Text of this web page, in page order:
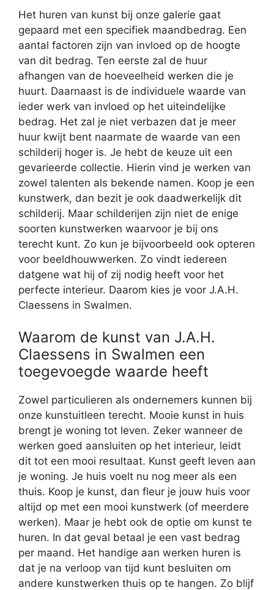
Het huren van kunst bij onze galerie gaat
gepaard met een specifiek maandbedrag. Een
aantal factoren zijn van invloed op de hoogte
van dit bedrag. Ten eerste zal de huur
afhangen van de hoeveelheid werken die je
huurt. Daarnaast is de individuele waarde van
ieder werk van invloed op het uiteindelijke
bedrag. Het zal je niet verbazen dat je meer
huur kwijt bent naarmate de waarde van een
schilderij hoger is. Je hebt de keuze uit een
gevarieerde collectie. Hierin vind je werken van
zowel talenten als bekende namen. Koop je een
kunstwerk, dan bezit je ook daadwerkelijk dit
schilderij. Maar schilderijen zijn niet de enige
soorten kunstwerken waarvoor je bij ons
terecht kunt. Zo kun je bijvoorbeeld ook opteren
voor beeldhouwwerken. Zo vindt iedereen
datgene wat hij of zij nodig heeft voor het
perfecte interieur. Daarom kies je voor J.A.H.
Claessens in Swalmen.
Waarom de kunst van J.A.H.
Claessens in Swalmen een
toegevoegde waarde heeft
Zowel particulieren als ondernemers kunnen bij
onze kunstuitleen terecht. Mooie kunst in huis
brengt je woning tot leven. Zeker wanneer de
werken goed aansluiten op het interieur, leidt
dit tot een mooi resultaat. Kunst geeft leven aan
je woning. Je huis voelt nu nog meer als een
thuis. Koop je kunst, dan fleur je jouw huis voor
altijd op met een mooi kunstwerk (of meerdere
werken). Maar je hebt ook de optie om kunst te
huren. In dat geval betaal je een vast bedrag
per maand. Het handige aan werken huren is
dat je na verloop van tijd kunt besluiten om
andere kunstwerken thuis op te hangen. Zo blijf